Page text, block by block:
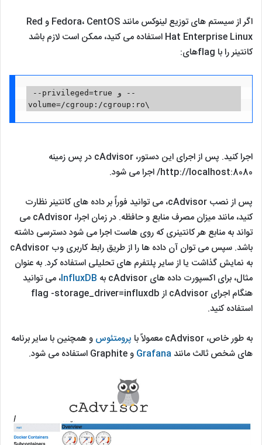
اگر از سیستم های توزیع لینوکس مانند Fedora، CentOS و Red
Hat Enterprise Linux استفاده می ‌کنید، ممکن است لازم باشد
کانتینر را با flagهای:
--privileged=true و --
volume=/cgroup:/cgroup:ro\
اجرا کنید. پس از اجرای این دستور، cAdvisor در پس زمینه
http://localhost:8080/ اجرا می شود.
پس از نصب cAdvisor، می‌ توانید فوراً بر داده های کانتینر نظارت
کنید، مانند میزان مصرف منابع و حافظه. در زمان اجرا، cAdvisor می
تواند به منابع هر کانتینری که روی هاست اجرا می شود دسترسی داشته
باشد. سپس می‌ توان آن داده‌ ها را از طریق رابط کاربری وب cAdvisor
به نمایش گذاشت یا از سایر پلتفرم‌ های تحلیلی استفاده کرد. به عنوان
مثال، برای اکسپورت داده های cAdvisor به
InfluxDB، می توانید
هنگام اجرای cAdvisor از flag -storage_driver=influxdb
استفاده کنید.
به طور خاص، cAdvisor معمولاً با پرومتئوس و همچنین با سایر برنامه
های شخص ثالث مانندGrafana و Graphite استفاده می شود.